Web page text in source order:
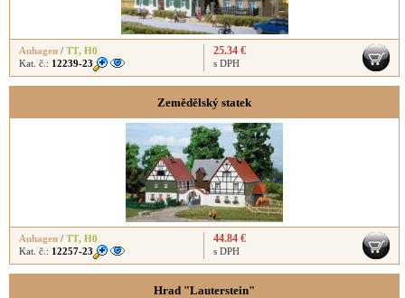
Auhagen / TT, H0
Kat. č.: 12239-23
25.34 €
s DPH
Zemědělský statek
Auhagen / TT, H0
Kat. č.: 12257-23
44.84 €
s DPH
Hrad "Lauterstein"